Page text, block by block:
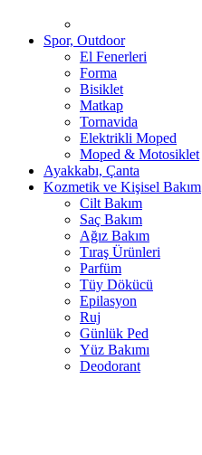
Spor, Outdoor
El Fenerleri
Forma
Bisiklet
Matkap
Tornavida
Elektrikli Moped
Moped & Motosiklet
Ayakkabı, Çanta
Kozmetik ve Kişisel Bakım
Cilt Bakım
Saç Bakım
Ağız Bakım
Tıraş Ürünleri
Parfüm
Tüy Dökücü
Epilasyon
Ruj
Günlük Ped
Yüz Bakımı
Deodorant